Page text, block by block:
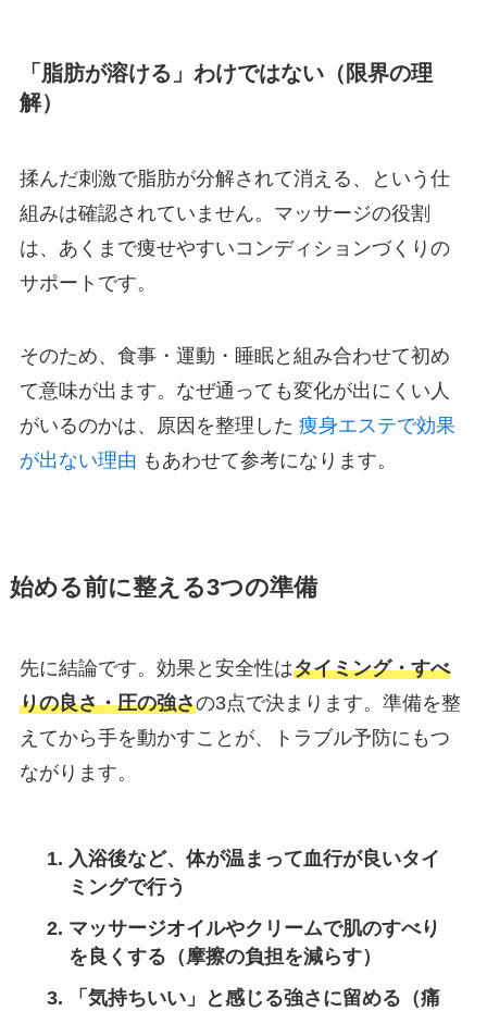
「脂肪が溶ける」わけではない（限界の理
解）
揉んだ刺激で脂肪が分解されて消える、という仕
組みは確認されていません。マッサージの役割
は、あくまで痩せやすいコンディションづくりの
サポートです。
そのため、食事・運動・睡眠と組み合わせて初め
て意味が出ます。なぜ通っても変化が出にくい人
がいるのかは、原因を整理した 痩身エステで効果
が出ない理由 もあわせて参考になります。
始める前に整える3つの準備
先に結論です。効果と安全性はタイミング・すべ
りの良さ・圧の強さの3点で決まります。準備を整
えてから手を動かすことが、トラブル予防にもつ
ながります。
入浴後など、体が温まって血行が良いタイ
ミングで行う
マッサージオイルやクリームで肌のすべり
を良くする（摩擦の負担を減らす）
「気持ちいい」と感じる強さに留める（痛